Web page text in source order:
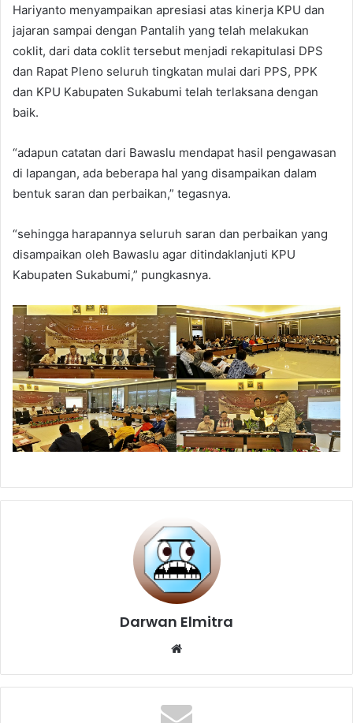
Hariyanto menyampaikan apresiasi atas kinerja KPU dan
jajaran sampai dengan Pantalih yang telah melakukan
coklit, dari data coklit tersebut menjadi rekapitulasi DPS
dan Rapat Pleno seluruh tingkatan mulai dari PPS, PPK
dan KPU Kabupaten Sukabumi telah terlaksana dengan
baik.
“adapun catatan dari Bawaslu mendapat hasil pengawasan
di lapangan, ada beberapa hal yang disampaikan dalam
bentuk saran dan perbaikan,” tegasnya.
“sehingga harapannya seluruh saran dan perbaikan yang
disampaikan oleh Bawaslu agar ditindaklanjuti KPU
Kabupaten Sukabumi,” pungkasnya.
Darwan Elmitra
Website